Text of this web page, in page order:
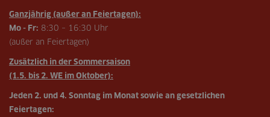
Ganzjährig (außer an Feiertagen):
Mo - Fr: 8:30 – 16:30 Uhr
(außer an Feiertagen)
Zusätzlich in der Sommersaison
(1.5. bis 2. WE im Oktober):
Jeden 2. und 4. Sonntag im Monat sowie an gesetzlichen
Feiertagen: